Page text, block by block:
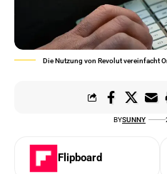
Die Nutzung von Revolut vereinfacht
BYSUNNY
Flipboard